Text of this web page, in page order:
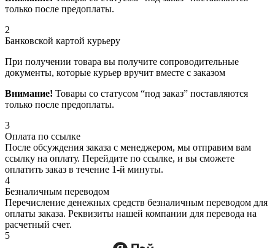
только после предоплаты.
2
Банковской картой курьеру
При получении товара вы получите сопроводительные
документы, которые курьер вручит вместе с заказом
Внимание! Товары со статусом “под заказ” поставляются
только после предоплаты.
3
Оплата по ссылке
После обсуждения заказа с менеджером, мы отправим вам
ссылку на оплату. Перейдите по ссылке, и вы сможете
оплатить заказ в течение 1-й минуты.
4
Безналичным переводом
Перечисление денежных средств безналичным переводом для
оплаты заказа. Реквизиты нашей компании для перевода на
расчетный счет.
5